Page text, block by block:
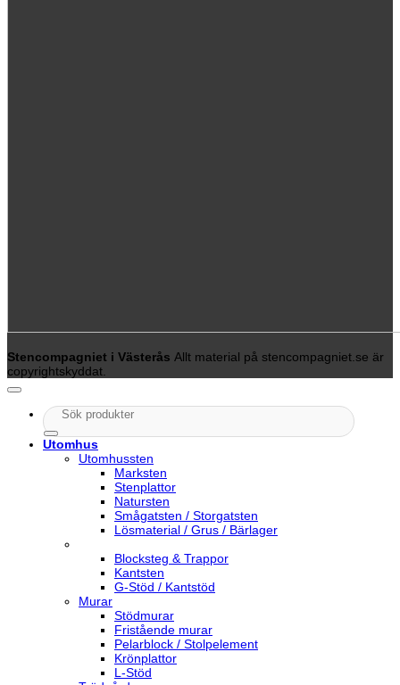
Stencompagniet i Västerås Allt material på stencompagniet.se är
copyrightskyddat.
Sök
efter:
Utomhus
Utomhussten
Marksten
Stenplattor
Natursten
Smågatsten / Storgatsten
Lösmaterial / Grus / Bärlager
Blocksteg & Trappor
Kantsten
G-Stöd / Kantstöd
Murar
Stödmurar
Fristående murar
Pelarblock / Stolpelement
Krönplattor
L-Stöd